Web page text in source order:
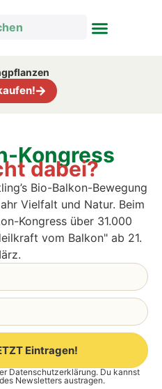
Kongress
dabei?
Bio-Balkon-Bewegung
Vielfalt und Natur. Beim
Kongress über 31.000
vom Balkon" ab 21.
Eintragen!
Datenschutzerklärung. Du kannst
Newsletters austragen.